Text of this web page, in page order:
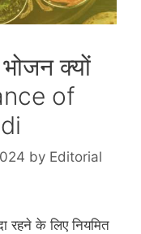
क्यों
of
by Editorial
रहने के लिए नियमित